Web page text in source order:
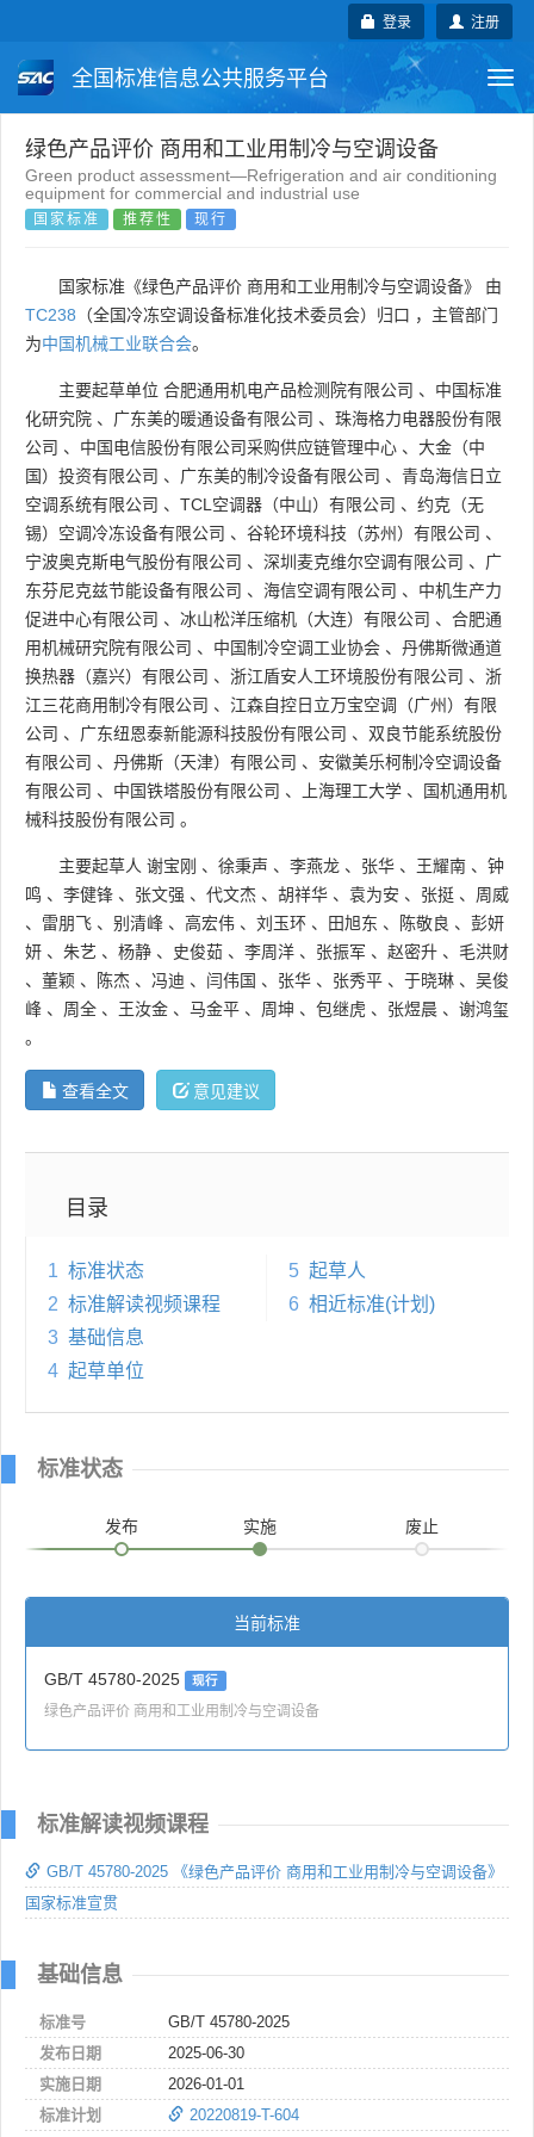
注册
登录
全国标准信息公共服务平台
国家标准 行业标准 地方标准
团体标准 企业标准
绿色产品评价 商用和工业用制冷与空调设备
Green product assessment—Refrigeration and air conditioning
equipment for commercial and industrial use
国家标准 推荐性 现行
国家标准《绿色产品评价 商用和工业用制冷与空调设备》 由
TC238 （全国冷冻空调设备标准化技术委员会）归口 ，主管部门
为中国机械工业联合会。
主要起草单位 合肥通用机电产品检测院有限公司 、 中国标准
化研究院 、 广东美的暖通设备有限公司 、 珠海格力电器股份有限
公司 、 中国电信股份有限公司采购供应链管理中心 、 大金（中
国）投资有限公司 、 广东美的制冷设备有限公司 、 青岛海信日立
空调系统有限公司 、 TCL空调器（中山）有限公司 、 约克（无
锡）空调冷冻设备有限公司 、 谷轮环境科技（苏州）有限公司 、
宁波奥克斯电气股份有限公司 、 深圳麦克维尔空调有限公司 、 广
东芬尼克兹节能设备有限公司 、 海信空调有限公司 、 中机生产力
促进中心有限公司 、 冰山松洋压缩机（大连）有限公司 、 合肥通
用机械研究院有限公司 、 中国制冷空调工业协会 、 丹佛斯微通道
换热器（嘉兴）有限公司 、 浙江盾安人工环境股份有限公司 、 浙
江三花商用制冷有限公司 、 江森自控日立万宝空调（广州）有限
公司 、 广东纽恩泰新能源科技股份有限公司 、 双良节能系统股份
有限公司 、 丹佛斯（天津）有限公司 、 安徽美乐柯制冷空调设备
有限公司 、 中国铁塔股份有限公司 、 上海理工大学 、
国机通用机
械科技股份有限公司 。
主要起草人 谢宝刚 、 徐秉声 、 李燕龙 、 张华 、 王耀南 、 钟
鸣 、 李健锋 、 张文强 、 代文杰 、 胡祥华 、 袁为安 、 张挺 、 周威
、 雷朋飞 、 别清峰 、 高宏伟 、 刘玉环 、 田旭东 、 陈敬良 、 彭妍
妍 、 朱艺 、 杨静 、 史俊茹 、 李周洋 、 张振军 、 赵密升 、 毛洪财
、 董颖 、 陈杰 、 冯迪 、 闫伟国 、 张华 、 张秀平 、 于晓琳 、 吴俊
峰 、 周全 、 王汝金 、 马金平 、 周坤 、 包继虎 、 张煜晨 、 谢鸿玺
。
查看全文 意见建议
目录
1 标准状态
2 标准解读视频课程
3 基础信息
4 起草单位
5 起草人
6 相近标准(计划)
标准状态
发布 实施 废止
当前标准
GB/T 45780-2025 现行
绿色产品评价 商用和工业用制冷与空调设备
标准解读视频课程
GB/T 45780-2025 《绿色产品评价 商用和工业用制冷与空调设备》
国家标准宣贯
基础信息
标准号
GB/T 45780-2025
发布日期
2025-06-30
实施日期
2026-01-01
标准计划
20220819-T-604